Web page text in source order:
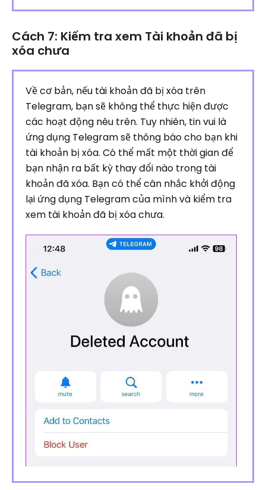
Cách 7: Kiểm tra xem Tài khoản đã bị
xóa chưa
Về cơ bản, nếu tài khoản đã bị xóa trên
Telegram, bạn sẽ không thể thực hiện được
các hoạt động nêu trên. Tuy nhiên, tin vui là
ứng dụng Telegram sẽ thông báo cho bạn khi
tài khoản bị xóa. Có thể mất một thời gian để
bạn nhận ra bất kỳ thay đổi nào trong tài
khoản đã xóa. Bạn có thể cân nhắc khởi động
lại ứng dụng Telegram của mình và kiểm tra
xem tài khoản đã bị xóa chưa.